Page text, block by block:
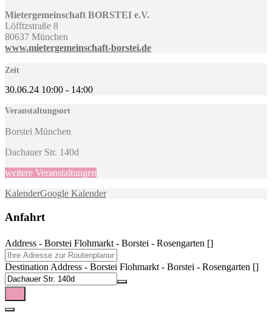
Mietergemeinschaft BORSTEI e.V.
Löfftzstraße 8
80637 München
www.mietergemeinschaft-borstei.de
Zeit
30.06.24 10:00 - 14:00
Veranstaltungsort
Borstei München
Dachauer Str. 140d
weitere Veranstaltungen
KalenderGoogle Kalender
Anfahrt
Address - Borstei Flohmarkt - Borstei - Rosengarten []
Destination Address - Borstei Flohmarkt - Borstei - Rosengarten []